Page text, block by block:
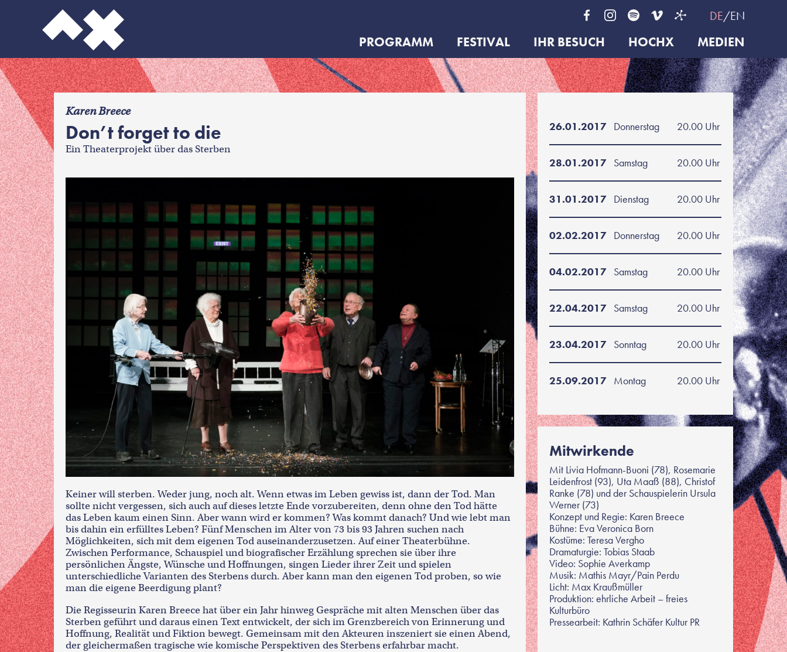
DE EN
PROGRAMM FESTIVAL IHR BESUCH HOCHX MEDIEN
f
Karen Breece
Don’t forget to die
Ein Theaterprojekt über das Sterben
Keiner will sterben. Weder jung, noch alt. Wenn etwas im Leben gewiss ist, dann der Tod. Man
sollte nicht vergessen, sich auch auf dieses letzte Ende vorzubereiten, denn ohne den Tod hätte
das Leben kaum einen Sinn. Aber wann wird er kommen? Was kommt danach? Und wie lebt man
bis dahin ein erfülltes Leben? Fünf Menschen im Alter von 73 bis 93 Jahren suchen nach
Möglichkeiten, sich mit dem eigenen Tod auseinanderzusetzen. Auf einer Theaterbühne.
Zwischen Performance, Schauspiel und biografischer Erzählung sprechen sie über ihre
persönlichen Ängste, Wünsche und Hoffnungen, singen Lieder ihrer Zeit und spielen
unterschiedliche Varianten des Sterbens durch. Aber kann man den eigenen Tod proben, so wie
man die eigene Beerdigung plant?
Die Regisseurin Karen Breece hat über ein Jahr hinweg Gespräche mit alten Menschen über das
Sterben geführt und daraus einen Text entwickelt, der sich im Grenzbereich von Erinnerung und
Hoffnung, Realität und Fiktion bewegt. Gemeinsam mit den Akteuren inszeniert sie einen Abend,
der gleichermaßen tragische wie komische Perspektiven des Sterbens erfahrbar macht.
26.01.2017 Donnerstag 20.00 Uhr
28.01.2017 Samstag 20.00 Uhr
31.01.2017 Dienstag 20.00 Uhr
02.02.2017 Donnerstag 20.00 Uhr
04.02.2017 Samstag 20.00 Uhr
22.04.2017 Samstag 20.00 Uhr
23.04.2017 Sonntag 20.00 Uhr
25.09.2017 Montag 20.00 Uhr
Mitwirkende
Mit Livia Hofmann-Buoni (78), Rosemarie
Leidenfrost (93), Uta Maaß (88), Christof
Ranke (78) und der Schauspielerin Ursula
Werner (73)
Konzept und Regie: Karen Breece
Bühne: Eva Veronica Born
Kostüme: Teresa Vergho
Dramaturgie: Tobias Staab
Video: Sophie Averkamp
Musik: Mathis Mayr/Pain Perdu
Licht: Max Kraußmüller
Produktion: ehrliche Arbeit – freies
Kulturbüro
Pressearbeit: Kathrin Schäfer Kultur PR